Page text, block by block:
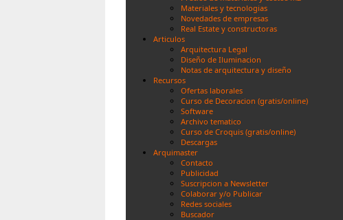
Materiales y tecnologias
Novedades de empresas
Real Estate y constructoras
Articulos
Arquitectura Legal
Diseño de Iluminacion
Notas de arquitectura y diseño
Recursos
Ofertas laborales
Curso de Decoracion (gratis/online)
Software
Archivo tematico
Curso de Croquis (gratis/online)
Descargas
Arquimaster
Contacto
Publicidad
Suscripcion a Newsletter
Colaborar y/o Publicar
Redes sociales
Buscador